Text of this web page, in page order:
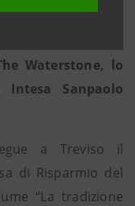
Tordera, leader
Waterstone, lo
Intesa Sanpaolo
a Treviso il
di Risparmio del
“La tradizione